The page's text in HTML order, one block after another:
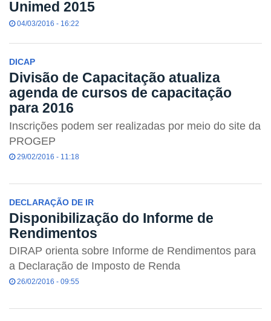
Unimed 2015
04/03/2016 - 16:22
DICAP
Divisão de Capacitação atualiza
agenda de cursos de capacitação
para 2016
Inscrições podem ser realizadas por meio do site da
PROGEP
29/02/2016 - 11:18
DECLARAÇÃO DE IR
Disponibilização do Informe de
Rendimentos
DIRAP orienta sobre Informe de Rendimentos para
a Declaração de Imposto de Renda
26/02/2016 - 09:55